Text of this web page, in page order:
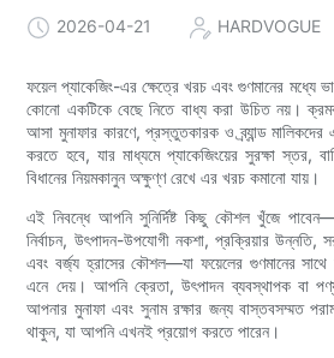
2026-04-21 HARDVOGUE
ফয়েল প্যাকেজিং-এর ক্ষেত্রে খরচ এবং গুণমানের মধ্যে
কোনো একটিকে বেছে নিতে বাধ্য করা উচিত নয়।
আসা মুনাফার কারণে, প্রস্তুতকারক ও ব্র্যান্ড
করতে হবে, যার মাধ্যমে প্যাকেজিংয়ের সুরক্ষা স্তর,
বিধানের নিয়মকানুন অক্ষুণ্ণ রেখে এর খরচ কমানো যায়।
এই নিবন্ধে আপনি সুনির্দিষ্ট কিছু কৌশল খুঁজে
নির্বাচন, উৎপাদন-উপযোগী নকশা, প্রক্রিয়ার উন্নতি,
এবং বর্জ্য হ্রাসের কৌশল—যা ফয়েলের গুণমানের
এনে দেয়। আপনি ক্রেতা, উৎপাদন ব্যবস্থাপক বা
আপনার মুনাফা এবং সুনাম রক্ষার জন্য বাস্তবসম্মত
থাকুন, যা আপনি এখনই প্রয়োগ করতে পারেন।